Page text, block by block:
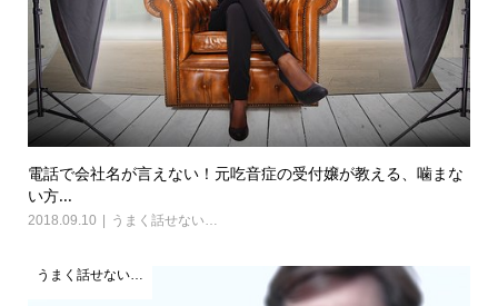
電話で会社名が言えない！元吃音症の受付嬢が教える、噛まな
い方...
2018.09.10 うまく話せない…
うまく話せない…